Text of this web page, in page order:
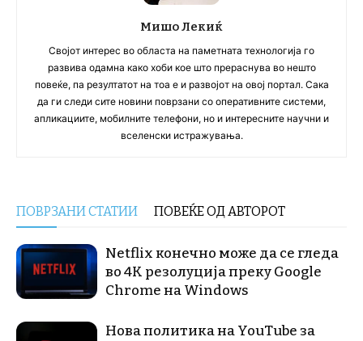
Мишо Лекиќ
Својот интерес во областа на паметната технологија го
развива одамна како хоби кое што прераснува во нешто
повеќе, па резултатот на тоа е и развојот на овој портал. Сака
да ги следи сите новини поврзани со оперативните системи,
апликациите, мобилните телефони, но и интересните научни и
вселенски истражувања.
ПОВРЗАНИ СТАТИИ ПОВЕЌЕ ОД АВТОРОТ
Netflix конечно може да се гледа
во 4K резолуција преку Google
Chrome на Windows
Нова политика на YouTube за